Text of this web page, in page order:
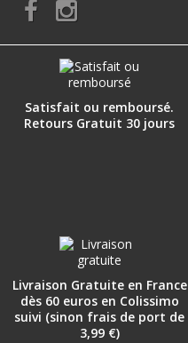
Satisfait ou remboursé.
Retours Gratuit 30 jours
Livraison Gratuite en France
dès 60 euros en Colissimo
suivi (sinon frais de port de
3,99 €)